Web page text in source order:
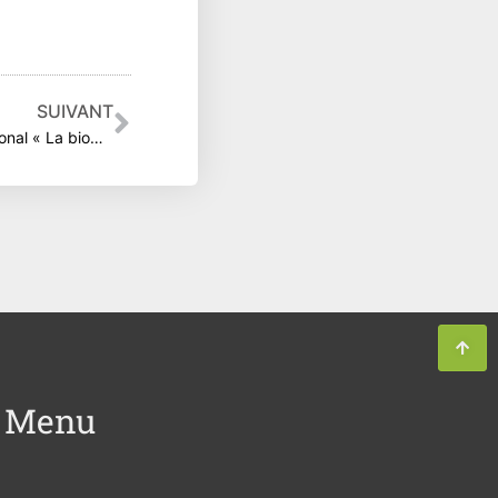
SUIVANT
Synthèse et replay – Séminaire national « La biodiversité dans mon mandat d’élu – 08 mars 2022
Suivant
Menu